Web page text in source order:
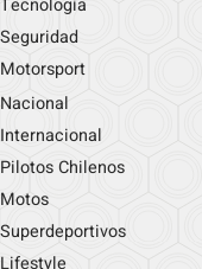
Tecnología
Seguridad
Motorsport
Nacional
Internacional
Pilotos Chilenos
Motos
Superdeportivos
Lifestyle